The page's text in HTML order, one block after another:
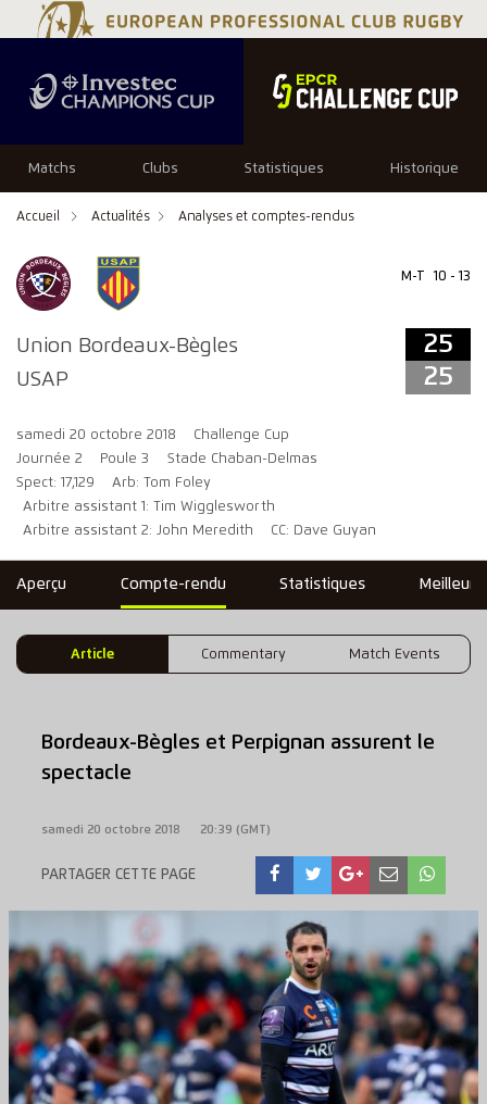
Matchs Clubs Statistiques Historique
Accueil Actualités Analyses et comptes-rendus
Union Bordeaux-Bègles
USAP
M-T 10 - 13
25
25
samedi 20 octobre 2018
Challenge Cup
Journée 2
Poule 3
Stade Chaban-Delmas
Spect: 17,129
Arb: Tom Foley
Arbitre assistant 1: Tim Wigglesworth
Arbitre assistant 2: John Meredith
CC: Dave Guyan
25 25
Aperçu Compte-rendu Statistiques
Article Commentary Match Events
Bordeaux-Bègles et Perpignan assurent le
spectacle
samedi 20 octobre 2018 20:39 (GMT)
PARTAGER CETTE PAGE